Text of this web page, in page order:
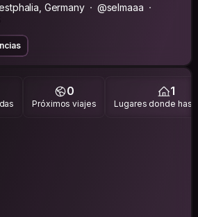
Germany
@selmaaa
0
Próximos viajes
1
Lugares donde has